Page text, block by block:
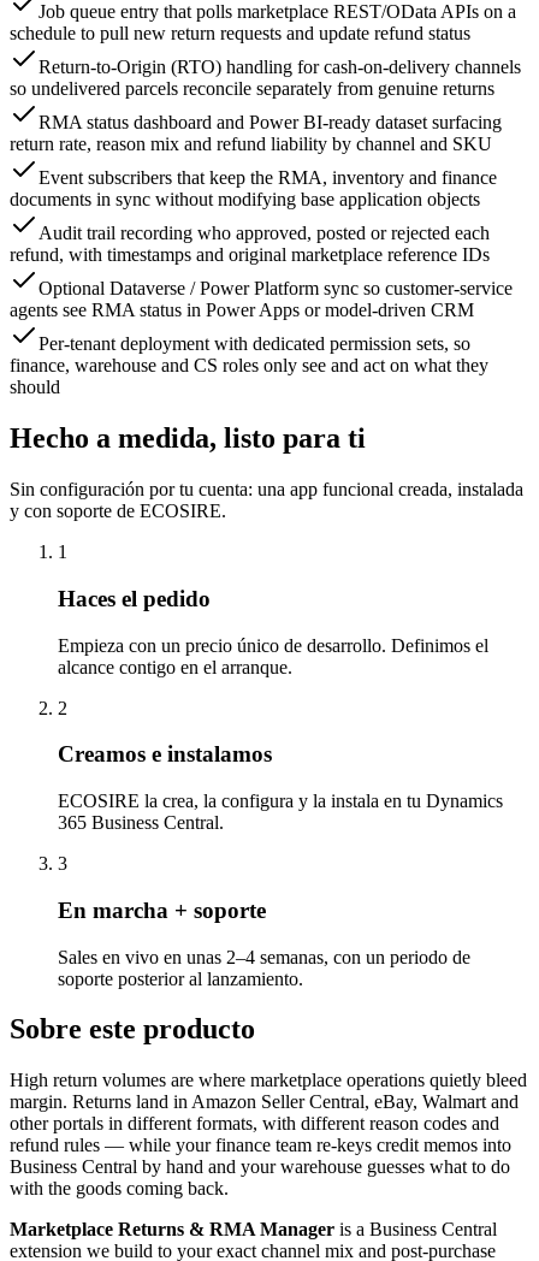
Job queue entry that polls marketplace REST/OData APIs on a
schedule to pull new return requests and update refund status
Return-to-Origin (RTO) handling for cash-on-delivery channels
so undelivered parcels reconcile separately from genuine returns
RMA status dashboard and Power BI-ready dataset surfacing
return rate, reason mix and refund liability by channel and SKU
Event subscribers that keep the RMA, inventory and finance
documents in sync without modifying base application objects
Audit trail recording who approved, posted or rejected each
refund, with timestamps and original marketplace reference IDs
Optional Dataverse / Power Platform sync so customer-service
agents see RMA status in Power Apps or model-driven CRM
Per-tenant deployment with dedicated permission sets, so
finance, warehouse and CS roles only see and act on what they
should
Hecho a medida, listo para ti
Sin configuración por tu cuenta: una app funcional creada, instalada
y con soporte de ECOSIRE.
1
Haces el pedido
Empieza con un precio único de desarrollo. Definimos el
alcance contigo en el arranque.
2
Creamos e instalamos
ECOSIRE la crea, la configura y la instala en tu Dynamics
365 Business Central.
3
En marcha + soporte
Sales en vivo en unas 2–4 semanas, con un periodo de
soporte posterior al lanzamiento.
Sobre este producto
High return volumes are where marketplace operations quietly bleed
margin. Returns land in Amazon Seller Central, eBay, Walmart and
other portals in different formats, with different reason codes and
refund rules — while your finance team re-keys credit memos into
Business Central by hand and your warehouse guesses what to do
with the goods coming back.
Marketplace Returns & RMA Manager is a Business Central
extension we build to your exact channel mix and post-purchase